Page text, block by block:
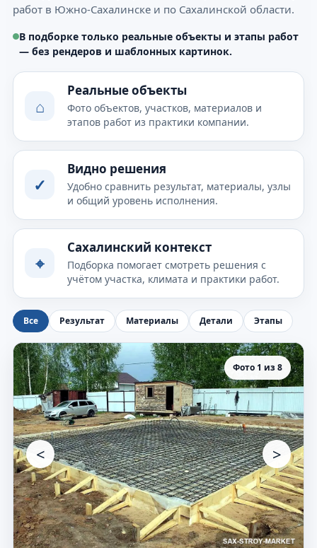
работ в Южно-Сахалинске и по Сахалинской области.
В подборке только реальные объекты и этапы работ
— без рендеров и шаблонных картинок.
⌂
Реальные объекты
Фото объектов, участков, материалов и
этапов работ из практики компании.
✓
Видно решения
Удобно сравнить результат, материалы, узлы
и общий уровень исполнения.
⌖
Сахалинский контекст
Подборка помогает смотреть решения с
учётом участка, климата и практики работ.
Все Результат Материалы Детали Этапы
Фото 1 из 8
< >